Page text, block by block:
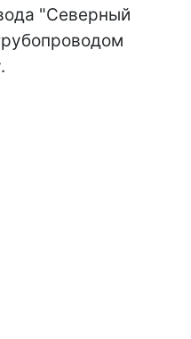
"Северный